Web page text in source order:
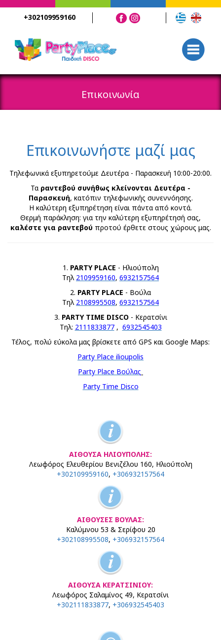
+302109959160
Επικοινωνία
Επικοινωνήστε μαζί μας
Τηλεφωνικά εξυπηρετούμε Δευτέρα - Παρασκευή 10:00-20:00.
Τα ραντεβού συνήθως κλείνονται Δευτέρα -
Παρασκευή, κατόπιν τηλεφωνικής συνεννόησης.
Η καλύτερη εξυπηρέτηση είναι πάντα από κοντά.
Θερμή παράκληση: για την καλύτερη εξυπηρέτησή σας,
καλέστε για ραντεβού προτού έρθετε στους χώρους μας.
1. PARTY PLACE - Ηλιούπολη
Τηλ 2109959160, 6932157564
2. PARTY PLACE - Βούλα
​Τηλ 2108995508, 6932157564
3. PARTY TIME DISCO - Κερατσίνι
Τηλ: 2111833877, 6932545403
Τέλος, πολύ εύκολα μας βρίσκετε από GPS και Google Maps:
Party Place ilioupolis
Party Place Βούλας
Party Time Disco
ΑΙΘΟΥΣΑ ΗΛΙΟΥΠΟΛΗΣ:
Λεωφόρος Ελευθερίου Βενιζέλου 160, Ηλιούπολη
+302109959160, +306932157564
ΑΙΘΟΥΣΕΣ ΒΟΥΛΑΣ:
Καλύμνου 53 & Σερίφου 20
+302108995508, +306932157564
ΑΙΘΟΥΣΑ ΚΕΡΑΤΣΙΝΙΟΥ:
Λεωφόρος Σαλαμίνος 49, Κερατσίνι
+302111833877, +306932545403